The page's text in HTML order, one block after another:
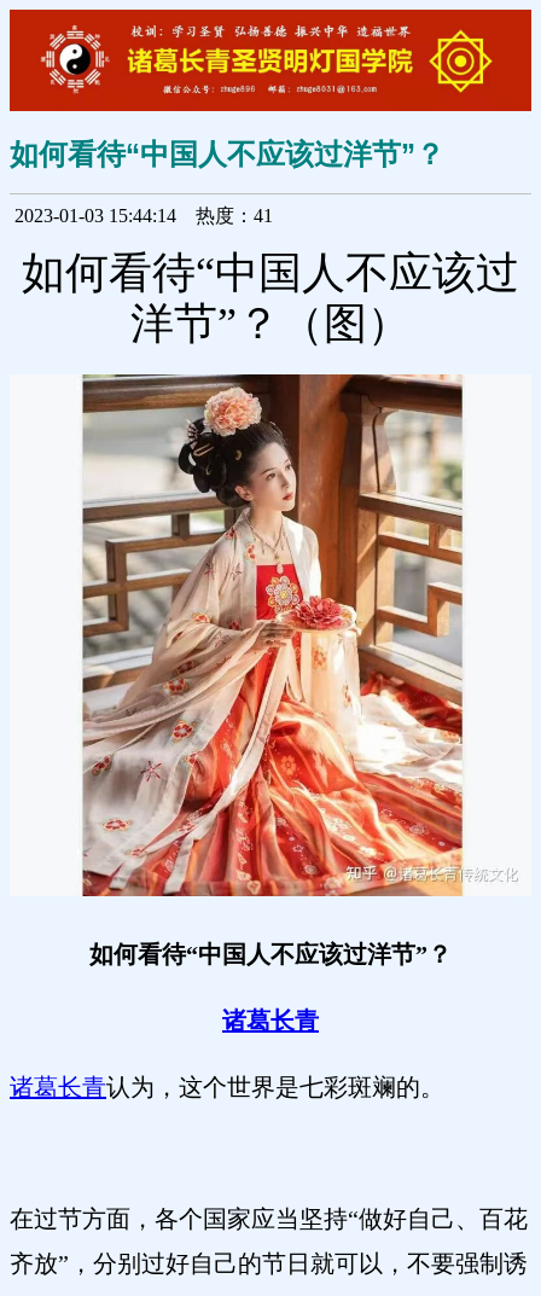
如何看待“中国人不应该过洋节”？
2023-01-03 15:44:14 热度：41
如何看待“中国人不应该过
洋节”？（图）
如何看待“中国人不应该过洋节”？
诸葛长青
诸葛长青认为，这个世界是七彩斑斓的。
在过节方面，各个国家应当坚持“做好自己、百花
齐放”，分别过好自己的节日就可以，不要强制诱